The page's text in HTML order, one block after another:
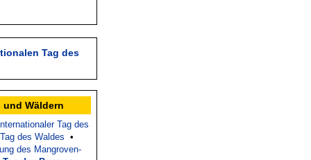
Tag des
Wäldern
Internationaler Tag des
des Waldes •
des Mangroven-